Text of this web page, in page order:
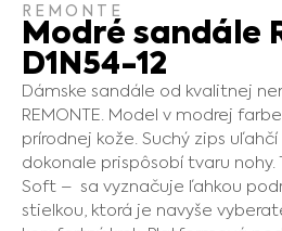
REMONTE
Modré sandále
D1N54-12
Dámske sandále od kvalitnej
REMONTE. Model v modrej
prírodnej kože. Suchý zips
dokonale prispôsobí tvaru nohy.
Soft – sa vyznačuje ľahkou
stielkou, ktorá je navyše